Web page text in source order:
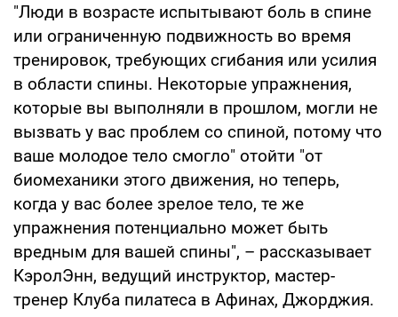
"Люди в возрасте испытывают боль в спине
или ограниченную подвижность во время
тренировок, требующих сгибания или усилия
в области спины. Некоторые упражнения,
которые вы выполняли в прошлом, могли не
вызвать у вас проблем со спиной, потому что
ваше молодое тело смогло" отойти "от
биомеханики этого движения, но теперь,
когда у вас более зрелое тело, те же
упражнения потенциально может быть
вредным для вашей спины", – рассказывает
КэролЭнн, ведущий инструктор, мастер-
тренер Клуба пилатеса в Афинах, Джорджия.